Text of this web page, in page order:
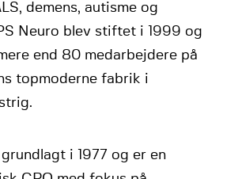
demens, autisme og
Neuro blev stiftet i 1999 og
end 80 medarbejdere på
topmoderne fabrik i
i 1977 og er en